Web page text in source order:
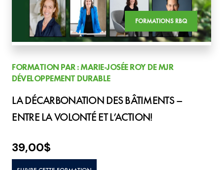
FORMATIONS RBQ
FORMATION PAR : MARIE-JOSÉE ROY DE MJR
DÉVELOPPEMENT DURABLE
LA DÉCARBONATION DES BÂTIMENTS –
ENTRE LA VOLONTÉ ET L’ACTION!
39,00$